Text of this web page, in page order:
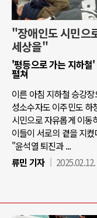
"장애인도 시민으
세상을"
'평등으로 가는 지하철
펼쳐
이른 아침 지하철 승강
성소수자도 이주민도 하
시민으로 자유롭게 이동
이들이 서로의 곁을 지
"윤석열 퇴진과 ...
류민 기자